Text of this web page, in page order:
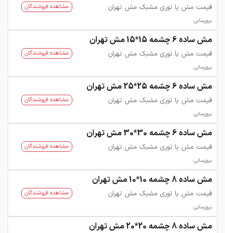
قیمت مش یا توری مشبک مش تهران
بروزرسانی:
مشاهده فروشندگان
مش ساده 6 چشمه 15*15 مش تهران
قیمت مش یا توری مشبک مش تهران
بروزرسانی:
مشاهده فروشندگان
مش ساده 6 چشمه 25*25 مش تهران
قیمت مش یا توری مشبک مش تهران
بروزرسانی:
مشاهده فروشندگان
مش ساده 6 چشمه 30*30 مش تهران
قیمت مش یا توری مشبک مش تهران
بروزرسانی:
مشاهده فروشندگان
مش ساده 8 چشمه 10*10 مش تهران
قیمت مش یا توری مشبک مش تهران
بروزرسانی:
مشاهده فروشندگان
مش ساده 8 چشمه 20*20 مش تهران